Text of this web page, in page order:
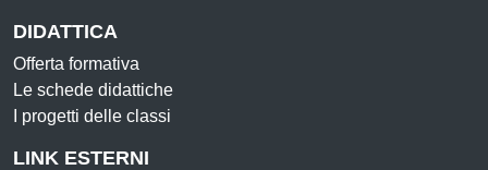
DIDATTICA
Offerta formativa
Le schede didattiche
I progetti delle classi
LINK ESTERNI